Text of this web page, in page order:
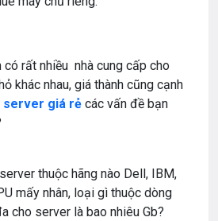
có rất nhiều nhà cung cấp cho
khác nhau, giá thành cũng cạnh
server giá rẻ các vấn đề bạn
thuộc hãng nào Dell, IBM,
mấy nhân, loại gì thuộc dòng
cho server là bao nhiêu Gb?